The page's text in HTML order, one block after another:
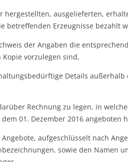
hergestellten, ausgelieferten,
betreffenden Erzeugnisse bezahlt
der Angaben die
Kopie vorzulegen sind,
Details
Rechnung zu legen, in
dem 01. Dezember 2016 angeboten
aufgeschlüsselt nach
sowie den Namen